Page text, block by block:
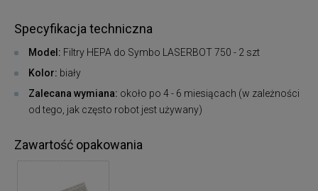
Specyfikacja techniczna
Model: Filtry HEPA do Symbo LASERBOT 750 - 2 szt
Kolor: biały
Zalecana wymiana: około po 4 - 6 miesiącach (w zależności
od tego, jak często robot jest używany)
Zawartość opakowania